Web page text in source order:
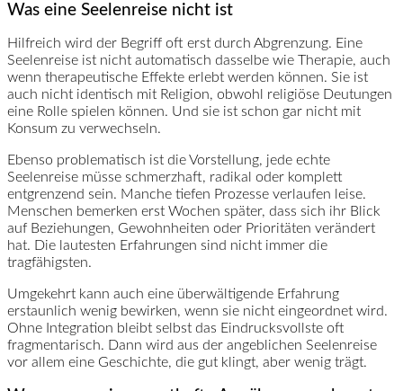
Was eine Seelenreise nicht ist
Hilfreich wird der Begriff oft erst durch Abgrenzung. Eine
Seelenreise ist nicht automatisch dasselbe wie Therapie, auch
wenn therapeutische Effekte erlebt werden können. Sie ist
auch nicht identisch mit Religion, obwohl religiöse Deutungen
eine Rolle spielen können. Und sie ist schon gar nicht mit
Konsum zu verwechseln.
Ebenso problematisch ist die Vorstellung, jede echte
Seelenreise müsse schmerzhaft, radikal oder komplett
entgrenzend sein. Manche tiefen Prozesse verlaufen leise.
Menschen bemerken erst Wochen später, dass sich ihr Blick
auf Beziehungen, Gewohnheiten oder Prioritäten verändert
hat. Die lautesten Erfahrungen sind nicht immer die
tragfähigsten.
Umgekehrt kann auch eine überwältigende Erfahrung
erstaunlich wenig bewirken, wenn sie nicht eingeordnet wird.
Ohne Integration bleibt selbst das Eindrucksvollste oft
fragmentarisch. Dann wird aus der angeblichen Seelenreise
vor allem eine Geschichte, die gut klingt, aber wenig trägt.